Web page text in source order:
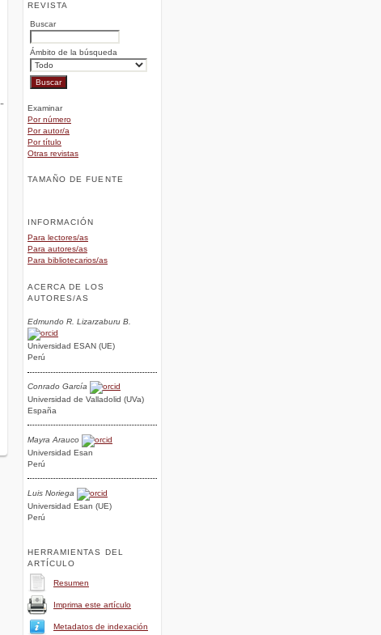
REVISTA
Buscar
Ámbito de la búsqueda
Examinar
Por número
Por autor/a
Por título
Otras revistas
TAMAÑO DE FUENTE
INFORMACIÓN
Para lectores/as
Para autores/as
Para bibliotecarios/as
ACERCA DE LOS
AUTORES/AS
Edmundo R. Lizarzaburu B.
Universidad ESAN (UE)
Perú
Conrado García
Universidad de Valladolid (UVa)
España
Mayra Arauco
Universidad Esan
Perú
Luis Noriega
Universidad Esan (UE)
Perú
HERRAMIENTAS DEL
ARTÍCULO
Resumen
Imprima este artículo
Metadatos de indexación